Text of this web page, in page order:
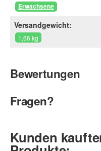
Erwachsene
Versandgewicht:
1,66 kg
Bewertungen
Fragen?
Kunden